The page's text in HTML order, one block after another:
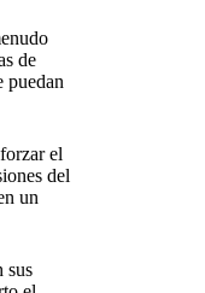
de
puedan
el
del
un
sus